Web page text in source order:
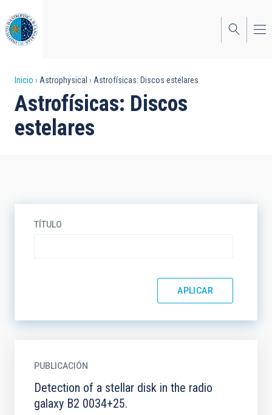
al
contenido
principal
Sobrescribir
enlaces
de
Inicio Astrophysical Astrofísicas: Discos estelares
Astrofísicas: Discos
estelares
TÍTULO
PUBLICACIÓN
Detection of a stellar disk in the radio
galaxy B2 0034+25.